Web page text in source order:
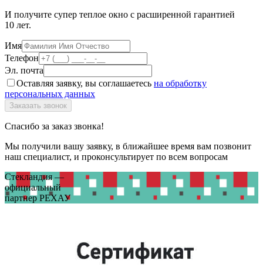
И получите супер теплое окно с расширенной гарантией
10 лет.
Имя
Телефон
Эл. почта
Оставляя заявку, вы соглашаетесь на обработку
персональных данных
Спасибо за заказ звонка!
Мы получили вашу заявку, в ближайшее время вам позвонит
наш специалист, и проконсультирует по всем вопросам
Стекландия —
официальный
партнер РЕХАУ